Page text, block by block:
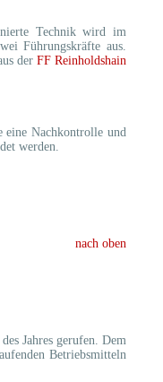
Technik wird im
Führungskräfte aus.
der FF Reinholdshain
Nachkontrolle und
werden.
nach oben
Jahres gerufen. Dem
Betriebsmitteln